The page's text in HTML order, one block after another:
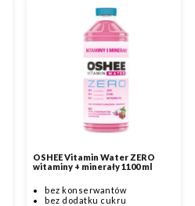
OSHEE Vitamin Water ZERO
witaminy + minerały 1100 ml
bez konserwantów
bez dodatku cukru